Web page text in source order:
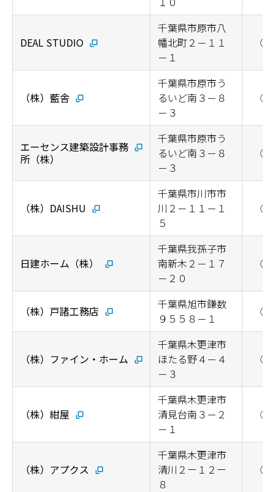
DEAL STUDIO
千葉県市原市八
幡北町２－１１
－１
◯
（株）藍舎
千葉県市原市う
るいど南３－８
－３
◯
エーセンス建築設計事務
所（株）
千葉県市原市う
るいど南３－８
－３
◯
（株）DAISHU
千葉県市川市市
川２－１１－１
５
◯
日建ホーム（株）
千葉県我孫子市
南新木２－１７
－２０
◯
（株）戸諸工務店
千葉県旭市鎌数
９５５８－１
◯
（株）ファイン・ホーム
千葉県木更津市
ほたる野４－４
－３
◯
（株）紺屋
千葉県木更津市
清見台南３－２
－１
◯
（株）アプクス
千葉県木更津市
清川２ー１２ー
８
◯